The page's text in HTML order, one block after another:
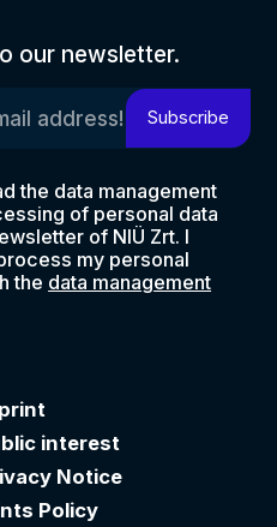
our newsletter.
Subscribe
the data management
of personal data
of NIÜ Zrt. I
my personal
the data management
interest
Notice
Policy